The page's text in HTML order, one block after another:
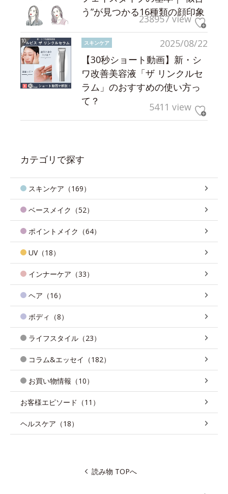
う”が見つかる16種類の顔印象
238957 view
2025/08/22
スキンケア
【30秒ショート動画】新・シ
ワ改善美容液「ザ リンクルセ
ラム」のおすすめの使い方っ
て？
5411 view
カテゴリで探す
スキンケア（169）
ベースメイク（52）
ポイントメイク（64）
UV（18）
インナーケア（33）
ヘア（16）
ボディ（8）
ライフスタイル（23）
コラム&エッセイ（182）
お買い物情報（10）
お客様エピソード（11）
ヘルスケア（18）
読み物 TOPへ